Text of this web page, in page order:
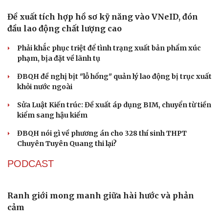
Du lịch
Tư vấn
Săn Tour
Câu chuyện thời sự
Kể chuyện cho bé
Đề xuất tích hợp hồ sơ kỹ năng vào VNeID, đón
đầu lao động chất lượng cao
Phải khắc phục triệt để tình trạng xuất bản phẩm xúc
phạm, bịa đặt về lãnh tụ
ĐBQH đề nghị bịt "lỗ hổng" quản lý lao động bị trục xuất
khỏi nước ngoài
Sửa Luật Kiến trúc: Đề xuất áp dụng BIM, chuyển từ tiền
kiểm sang hậu kiểm
ĐBQH nói gì về phương án cho 328 thí sinh THPT
Chuyên Tuyên Quang thi lại?
PODCAST
Ranh giới mong manh giữa hài hước và phản
cảm